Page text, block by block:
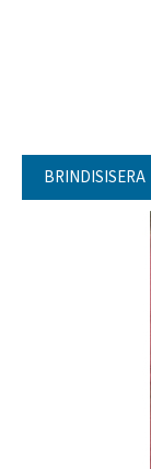
BRINDISISERA